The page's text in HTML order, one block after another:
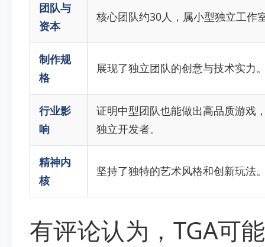
团队与
资本
核心团队约30人，属小型独立工作
制作规
格
展现了独立团队的创意与技术实力
行业影
响
证明中型团队也能做出高品质游戏
独立开发者。
精神内
核
坚持了独特的艺术风格和创新玩法
有评论认为，TGA可